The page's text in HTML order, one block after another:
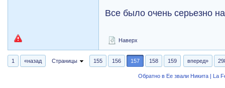
Все было очень серьезно
Наверх
1 «назад Страницы 155 156 157 158 159 вперед»
Обратно в Ее звали Никита | La